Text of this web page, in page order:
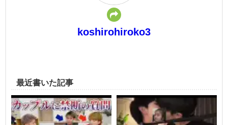
koshirohiroko3
最近書いた記事